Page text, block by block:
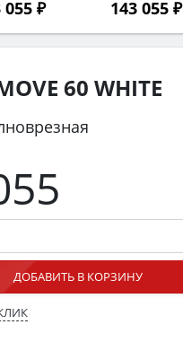
055 ₽ 143 055 ₽
60 WHITE
ДОБАВИТЬ В КОРЗИНУ